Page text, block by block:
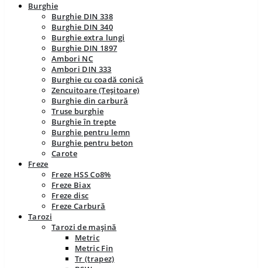
Burghie
Burghie DIN 338
Burghie DIN 340
Burghie extra lungi
Burghie DIN 1897
Ambori NC
Ambori DIN 333
Burghie cu coadă conică
Zencuitoare (Teșitoare)
Burghie din carbură
Truse burghie
Burghie în trepte
Burghie pentru lemn
Burghie pentru beton
Carote
Freze
Freze HSS Co8%
Freze Biax
Freze disc
Freze Carbură
Tarozi
Tarozi de mașină
Metric
Metric Fin
Tr (trapez)